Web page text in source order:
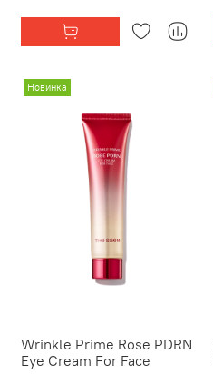
Новинка
Wrinkle Prime Rose PDRN
Eye Cream For Face